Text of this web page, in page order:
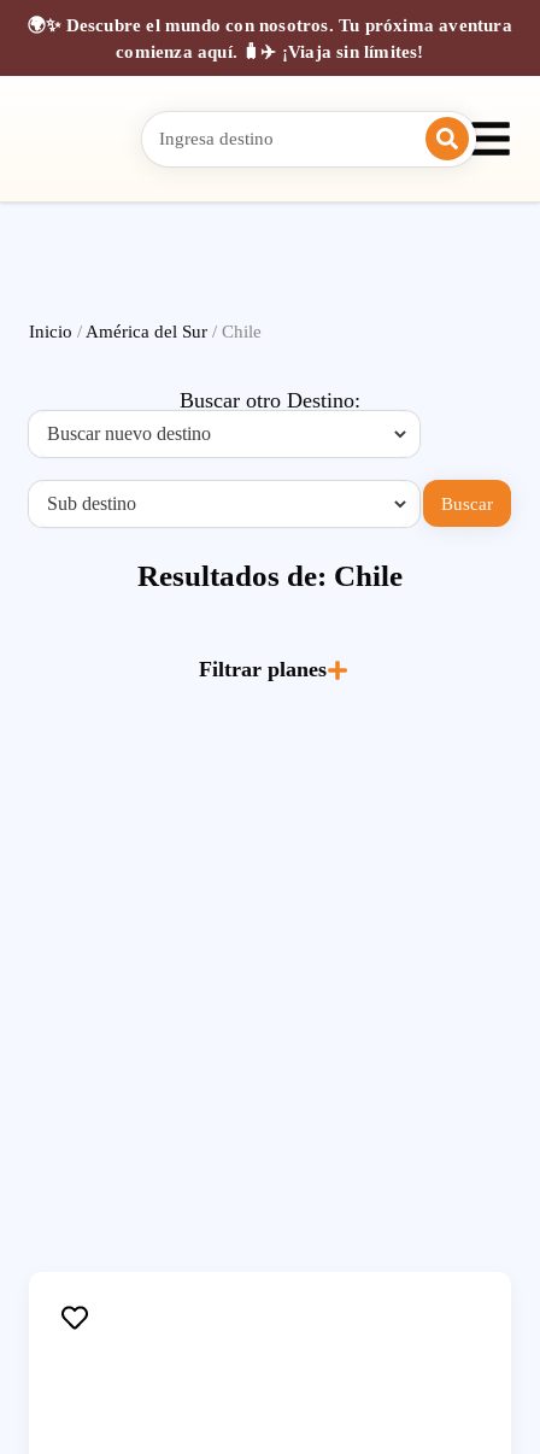
🌍✨ Descubre el mundo con nosotros. Tu próxima aventura
comienza aquí. 🧳✈️ ¡Viaja sin límites!
Inicio / América del Sur / Chile
Buscar otro Destino:
Buscar
Resultados de: Chile
Filtrar planes